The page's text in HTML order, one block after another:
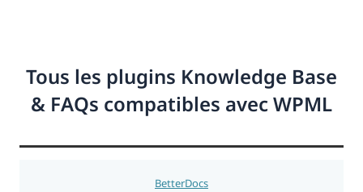
Tous les plugins Knowledge Base
& FAQs compatibles avec WPML
BetterDocs